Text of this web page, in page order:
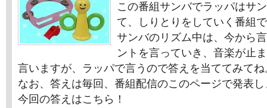
この番組サンバでラッパはサ
て、しりとりをしていく番組
サンバのリズム中は、今から
ントを言っていき、音楽が止
言いますが、ラッパで言うので答えを当ててみてね
なお、答えは毎回、番組配信のこのページで発表
今回の答えはこちら！